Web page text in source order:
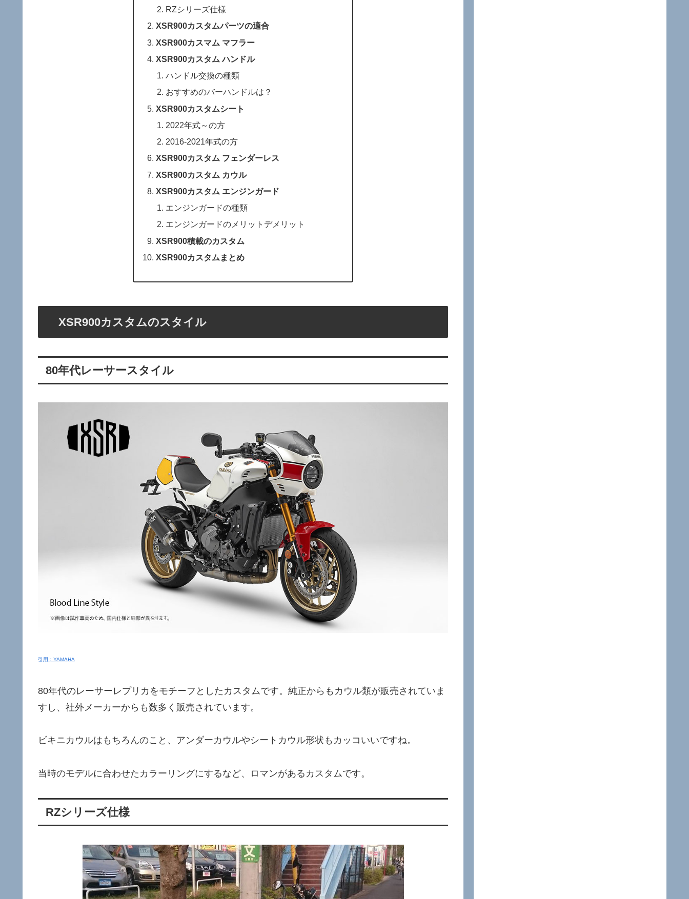
RZシリーズ仕様
XSR900カスタムパーツの適合
XSR900カスマム マフラー
XSR900カスタム ハンドル
ハンドル交換の種類
おすすめのバーハンドルは？
XSR900カスタムシート
2022年式～の方
2016-2021年式の方
XSR900カスタム フェンダーレス
XSR900カスタム カウル
XSR900カスタム エンジンガード
エンジンガードの種類
エンジンガードのメリットデメリット
XSR900積載のカスタム
XSR900カスタムまとめ
XSR900カスタムのスタイル
80年代レーサースタイル
引用：YAMAHA
80年代のレーサーレプリカをモチーフとしたカスタムです。純正からもカウル類が販売されていま
すし、社外メーカーからも数多く販売されています。
ビキニカウルはもちろんのこと、アンダーカウルやシートカウル形状もカッコいいですね。
当時のモデルに合わせたカラーリングにするなど、ロマンがあるカスタムです。
RZシリーズ仕様